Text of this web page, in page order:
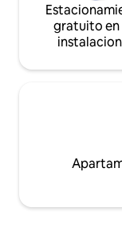
gratuito en